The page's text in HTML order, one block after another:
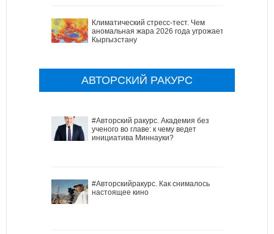
Климатический стресс-тест. Чем
аномальная жара 2026 года угрожает
Кыргызстану
АВТОРСКИЙ РАКУРС
#Авторский ракурс. Академия без
ученого во главе: к чему ведет
инициатива Миннауки?
#Авторскийракурс. Как снималось
настоящее кино